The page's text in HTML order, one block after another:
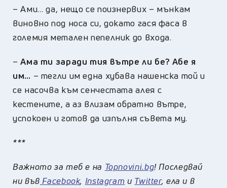
–Ами… да, нещо се поизнервих – мънкам
виновно под носа си, докато гася фаса в
големия метален пепелник до входа.
–Ама ти заради тия вътре ли бе? Абе я
им… – тегли им една хубава нашенска той и
се насочва към сенчестата алея с
кестените, а аз влизам обратно вътре,
успокоен и готов да изпълня съвета му.
***
Важното за теб е на Topnovini.bg! Последвай
ни във Facebook, Instagram и Twitter, ела и в